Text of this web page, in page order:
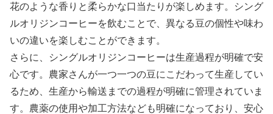
花のような香りと柔らかな口当たりが楽しめます。シング
ルオリジンコーヒーを飲むことで、異なる豆の個性や味わ
いの違いを楽しむことができます。
さらに、シングルオリジンコーヒーは生産過程が明確で安
心です。農家さんが一つ一つの豆にこだわって生産してい
るため、生産から輸送までの過程が明確に管理されていま
す。農薬の使用や加工方法なども明確になっており、安心